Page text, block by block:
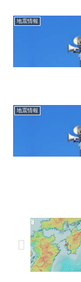
地震情報
地震情報